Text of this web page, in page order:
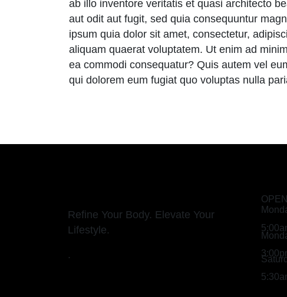
ab illo inventore veritatis et quasi architecto
aut odit aut fugit, sed quia consequuntur
ipsum quia dolor sit amet, consectetur,
aliquam quaerat voluptatem. Ut enim ad
ea commodi consequatur? Quis autem vel
qui dolorem eum fugiat quo voluptas nulla
Refine Your Body. Elevate Your
Lifestyle.
.